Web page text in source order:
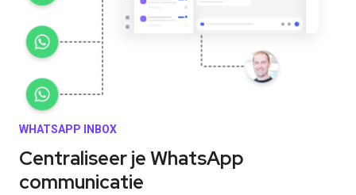
WHATSAPP INBOX
Centraliseer je WhatsApp
communicatie